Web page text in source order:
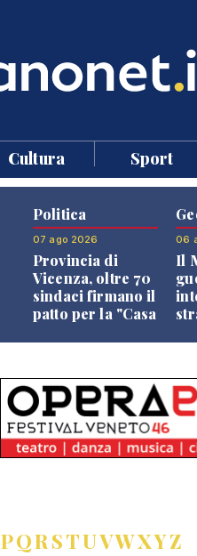
Cultura Sport
Politica
07 ago 2026
Provincia di
Vicenza, oltre 70
sindaci firmano il
patto per la "Casa
06
Il
PQRSTUVWXYZ